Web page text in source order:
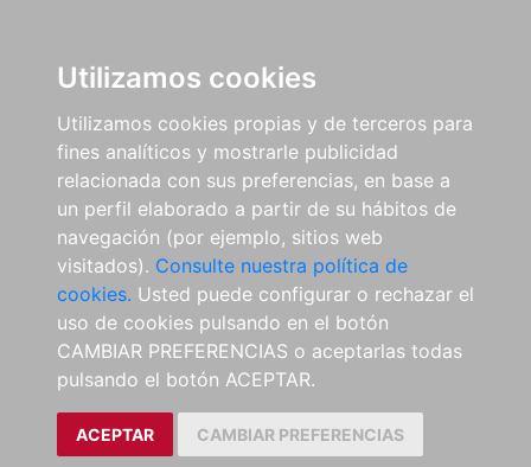
Utilizamos cookies
Utilizamos cookies propias y de terceros para
fines analíticos y mostrarle publicidad
relacionada con sus preferencias, en base a
un perfil elaborado a partir de su hábitos de
navegación (por ejemplo, sitios web
visitados). Consulte nuestra política de
cookies. Usted puede configurar o rechazar el
uso de cookies pulsando en el botón
CAMBIAR PREFERENCIAS o aceptarlas todas
pulsando el botón ACEPTAR.
ACEPTAR CAMBIAR PREFERENCIAS